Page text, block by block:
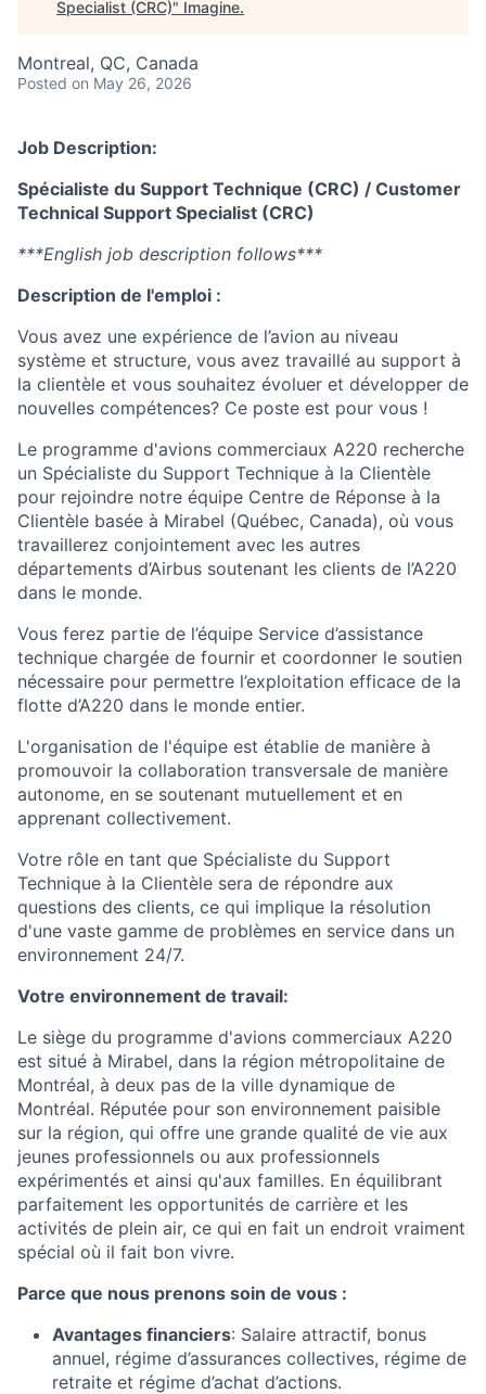
Specialist (CRC)" Imagine.
Montreal, QC, Canada
Posted on May 26, 2026
Job Description:
Spécialiste du Support Technique (CRC) / Customer
Technical Support Specialist (CRC)
***English job description follows***
Description de l'emploi :
Vous avez une expérience de l’avion au niveau
système et structure, vous avez travaillé au support à
la clientèle et vous souhaitez évoluer et développer de
nouvelles compétences? Ce poste est pour vous !
Le programme d'avions commerciaux A220 recherche
un Spécialiste du Support Technique à la Clientèle
pour rejoindre notre équipe Centre de Réponse à la
Clientèle basée à Mirabel (Québec, Canada), où vous
travaillerez conjointement avec les autres
départements d’Airbus soutenant les clients de l’A220
dans le monde.
Vous ferez partie de l’équipe Service d’assistance
technique chargée de fournir et coordonner le soutien
nécessaire pour permettre l’exploitation efficace de la
flotte d’A220 dans le monde entier.
L'organisation de l'équipe est établie de manière à
promouvoir la collaboration transversale de manière
autonome, en se soutenant mutuellement et en
apprenant collectivement.
Votre rôle en tant que Spécialiste du Support
Technique à la Clientèle sera de répondre aux
questions des clients, ce qui implique la résolution
d'une vaste gamme de problèmes en service dans un
environnement 24/7.
Votre environnement de travail:
Le siège du programme d'avions commerciaux A220
est situé à Mirabel, dans la région métropolitaine de
Montréal, à deux pas de la ville dynamique de
Montréal. Réputée pour son environnement paisible
sur la région, qui offre une grande qualité de vie aux
jeunes professionnels ou aux professionnels
expérimentés et ainsi qu'aux familles. En équilibrant
parfaitement les opportunités de carrière et les
activités de plein air, ce qui en fait un endroit vraiment
spécial où il fait bon vivre.
Parce que nous prenons soin de vous :
Avantages financiers: Salaire attractif, bonus
annuel, régime d’assurances collectives, régime de
retraite et régime d’achat d’actions.